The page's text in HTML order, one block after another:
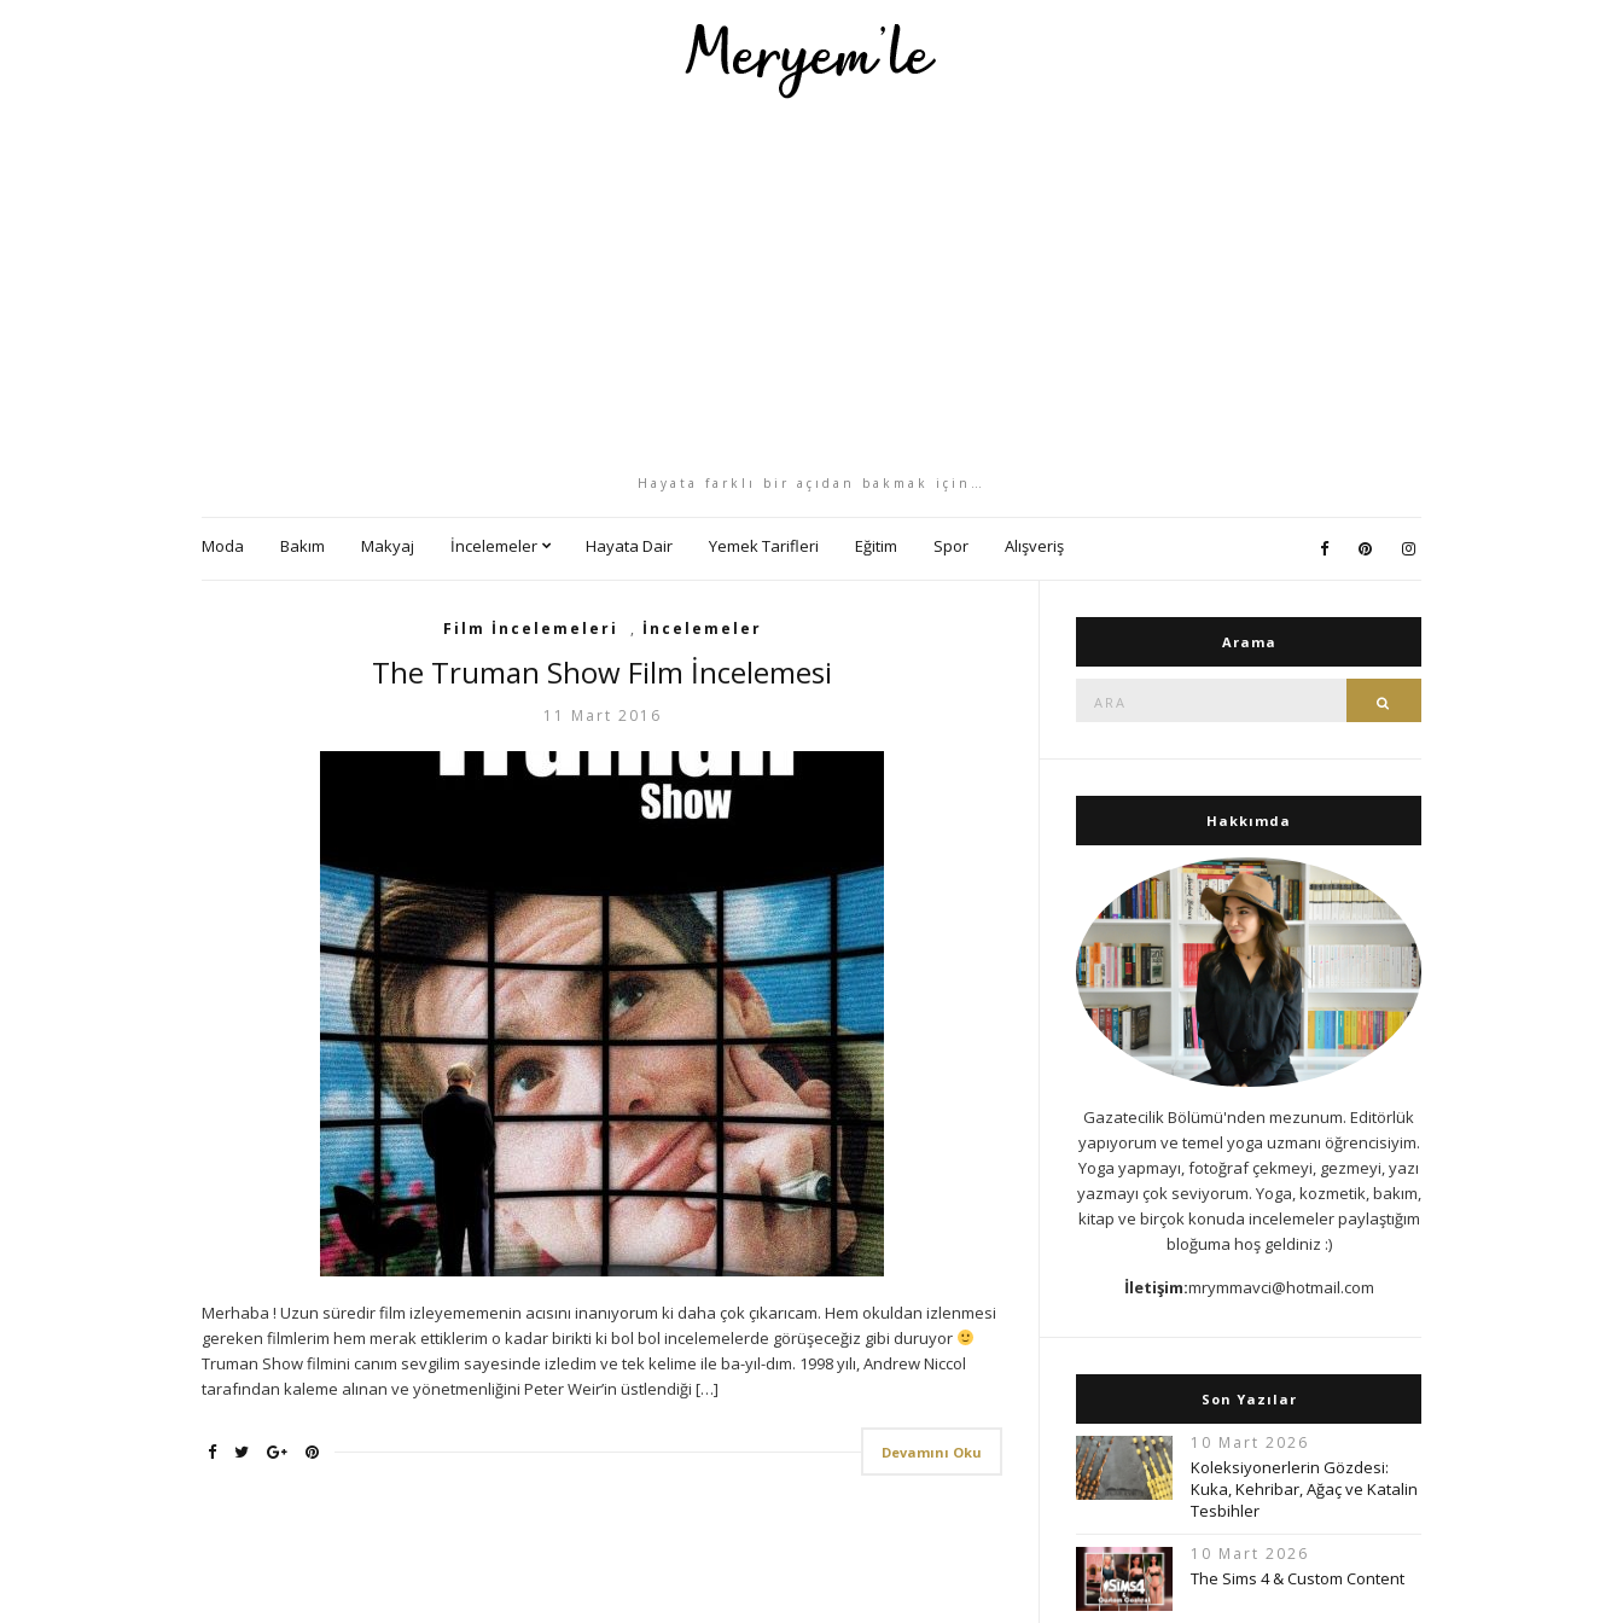
Hayata farklı bir açıdan bakmak için…
Moda Bakım Makyaj İncelemeler Hayata Dair Yemek Tarifleri Eğitim Spor Alışveriş
Film İncelemeleri , İncelemeler
The Truman Show Film İncelemesi
11 Mart 2016
Merhaba ! Uzun süredir film izleyememenin acısını inanıyorum ki daha çok çıkarıcam. Hem okuldan izlenmesi
gereken filmlerim hem merak ettiklerim o kadar birikti ki bol bol incelemelerde görüşeceğiz gibi duruyor
Truman Show filmini canım sevgilim sayesinde izledim ve tek kelime ile ba-yıl-dım. 1998 yılı, Andrew Niccol
tarafından kaleme alınan ve yönetmenliğini Peter Weir’in üstlendiği […]
Devamını Oku
Arama
Hakkımda
Gazatecilik Bölümü'nden mezunum. Editörlük
yapıyorum ve temel yoga uzmanı öğrencisiyim.
Yoga yapmayı, fotoğraf çekmeyi, gezmeyi, yazı
yazmayı çok seviyorum. Yoga, kozmetik, bakım,
kitap ve birçok konuda incelemeler paylaştığım
bloğuma hoş geldiniz :)
İletişim:mrymmavci@hotmail.com
Son Yazılar
10 Mart 2026
Koleksiyonerlerin Gözdesi:
Kuka, Kehribar, Ağaç ve Katalin
Tesbihler
10 Mart 2026
The Sims 4 & Custom Content